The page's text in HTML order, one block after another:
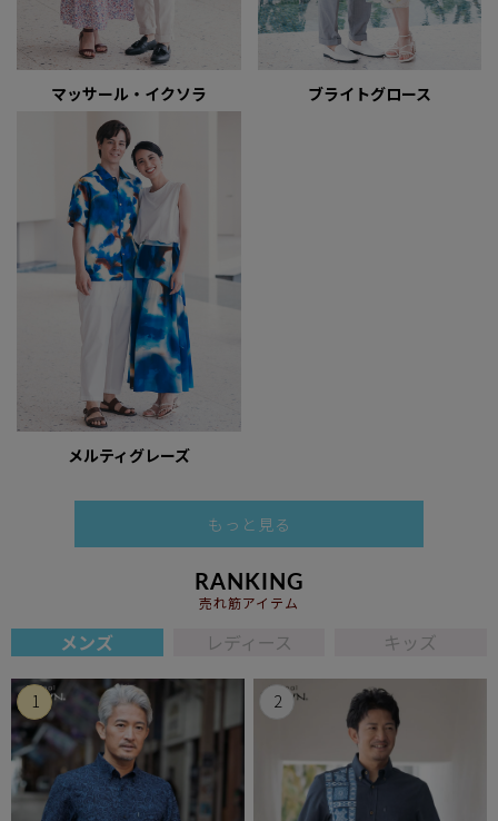
マッサール・イクソラ ブライトグロース
メルティグレーズ
もっと見る
RANKING
売れ筋アイテム
メンズ レディース キッズ